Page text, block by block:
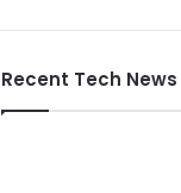
Recent Tech News